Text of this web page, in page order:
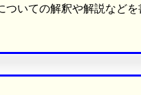
いての解釈や解説などを